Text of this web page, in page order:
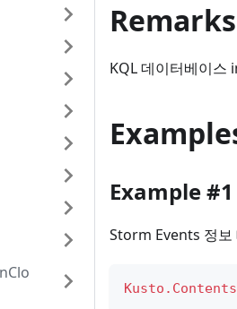
Remarks
KQL 데이터베이스
Example #1
Storm Events 정보
Kusto.Contents